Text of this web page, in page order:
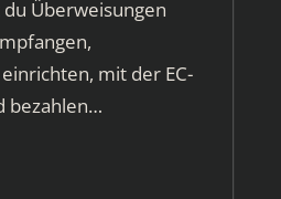
Überweisungen
mit der EC-
bezahlen…